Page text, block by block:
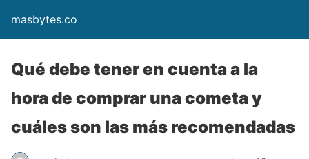
masbytes.co
Qué debe tener en cuenta a la
hora de comprar una cometa y
cuáles son las más recomendadas